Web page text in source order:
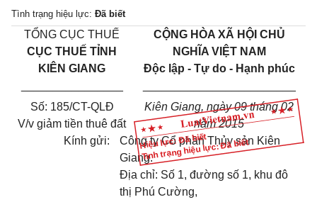
Tình trạng hiệu lực: Đã biết
Hiệu lực: Đã biết
Tình trạng hiệu lực: Đã biết
TỔNG CỤC THUẾ
CỤC THUẾ TỈNH
KIÊN GIANG
CỘNG HÒA XÃ HỘI CHỦ
NGHĨA VIỆT NAM
Độc lập - Tự do - Hạnh phúc
Số: 185/CT-QLĐ
V/v giảm tiền thuê đất
Kiên Giang, ngày 09tháng02
năm 2015
Kính gửi:
Công ty Cổ phần Thủy sản Kiên
Giang.
Địa chỉ: Số 1, đường số 1, khu đô
thị Phú Cường,